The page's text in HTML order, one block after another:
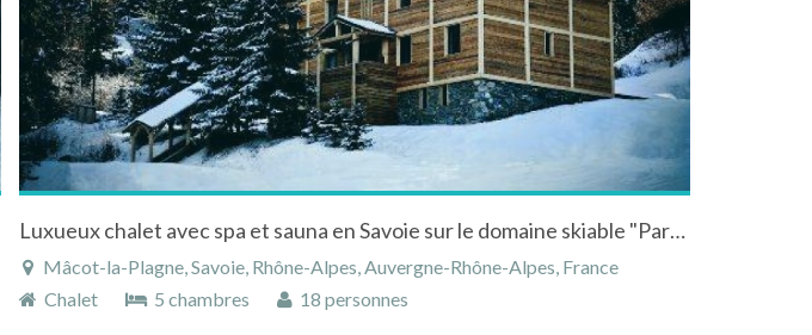
Luxueux chalet avec spa et sauna en Savoie sur le domaine skiable "Paradiski"
Mâcot-la-Plagne, Savoie, Rhône-Alpes, Auvergne-Rhône-Alpes, France
Chalet
5 chambres 18 personnes